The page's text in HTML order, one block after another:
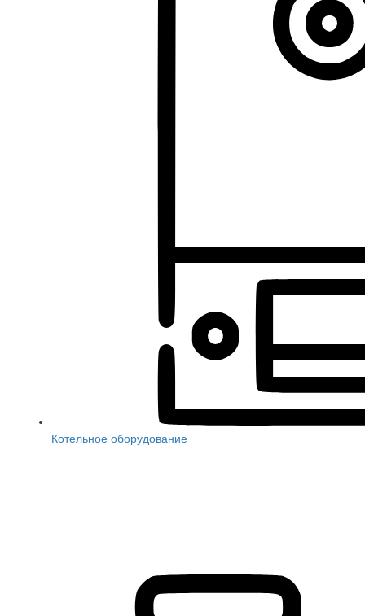
Котельное оборудование